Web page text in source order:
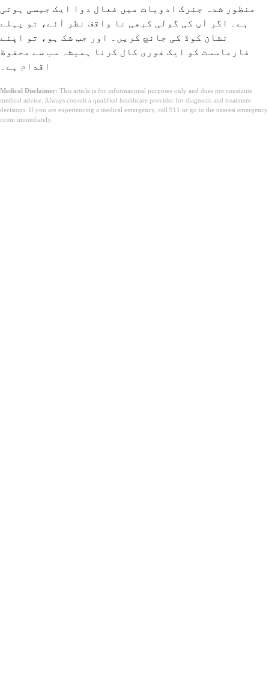
منظور شدہ جنرک ادویات میں فعال دوا ایک جیسی ہوتی
ہے۔ اگر آپ کی گولی کبھی نا واقف نظر آئے، تو پہلے
نشان کوڈ کی جانچ کریں۔ اور جب شک ہو، تو اپنے
فارماسسٹ کو ایک فوری کال کرنا ہمیشہ سب سے محفوظ
اقدام ہے۔
Medical Disclaimer: This article is for informational purposes only and does not constitute
medical advice. Always consult a qualified healthcare provider for diagnosis and treatment
decisions. If you are experiencing a medical emergency, call 911 or go to the nearest emergency
room immediately.